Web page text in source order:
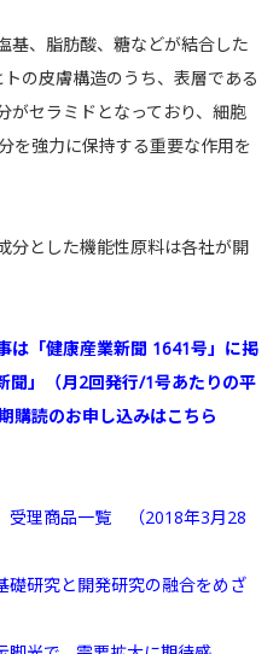
基、脂肪酸、糖などが結合した
の皮膚構造のうち、表層である
がセラミドとなっており、細胞
を強力に保持する重要な作用を
分とした機能性原料は各社が開
は「健康産業新聞 1641号」に掲
聞」（月2回発行/1号あたりの平
購読のお申し込みはこちら
受理商品一覧 （2018年3月28
礎研究と開発研究の融合をめざ